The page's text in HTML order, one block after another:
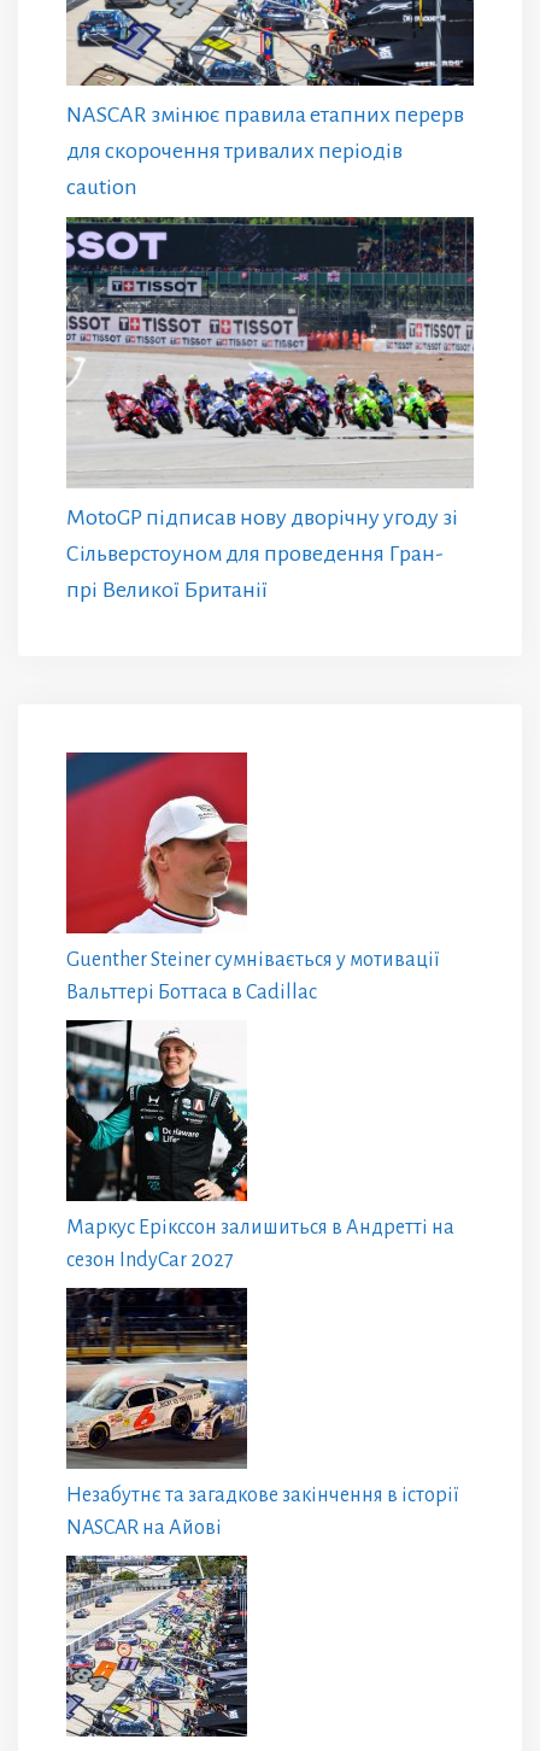
NASCAR змінює правила етапних перерв
для скорочення тривалих періодів
caution
MotoGP підписав нову дворічну угоду зі
Сільверстоуном для проведення Гран-
прі Великої Британії
Guenther Steiner сумнівається у мотивації
Вальттері Боттаса в Cadillac
Маркус Ерікссон залишиться в Андретті на
сезон IndyCar 2027
Незабутнє та загадкове закінчення в історії
NASCAR на Айові